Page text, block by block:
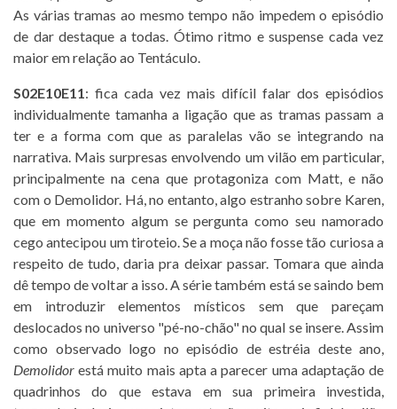
As várias tramas ao mesmo tempo não impedem o episódio
de dar destaque a todas. Ótimo ritmo e suspense cada vez
maior em relação ao Tentáculo.
S02E10E11: fica cada vez mais difícil falar dos episódios
individualmente tamanha a ligação que as tramas passam a
ter e a forma com que as paralelas vão se integrando na
narrativa. Mais surpresas envolvendo um vilão em particular,
principalmente na cena que protagoniza com Matt, e não
com o Demolidor. Há, no entanto, algo estranho sobre Karen,
que em momento algum se pergunta como seu namorado
cego antecipou um tiroteio. Se a moça não fosse tão curiosa a
respeito de tudo, daria pra deixar passar. Tomara que ainda
dê tempo de voltar a isso. A série também está se saindo bem
em introduzir elementos místicos sem que pareçam
deslocados no universo "pé-no-chão" no qual se insere. Assim
como observado logo no episódio de estréia deste ano,
Demolidor está muito mais apta a parecer uma adaptação de
quadrinhos do que estava em sua primeira investida,